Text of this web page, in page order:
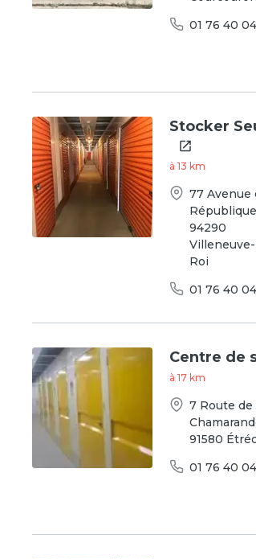
01 76 40
Stocker
à 13 km
77 Avenue
République
94290
Roi
01 76 40
Centre de
à 17 km
7 Route de
91580
01 76 40